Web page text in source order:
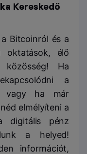
Kereskedő
Bitcoinról és a
oktatások, élő
Ha
a
vagy ha már
elmélyíteni a
digitális pénz
a helyed!
információt,